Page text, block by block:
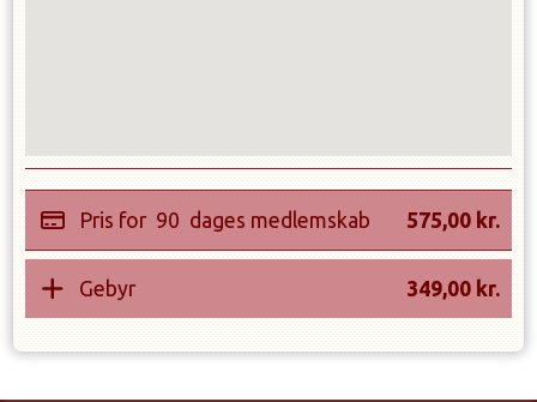
Pris for 90 dages medlemskab 575,00 kr.
Gebyr 349,00 kr.